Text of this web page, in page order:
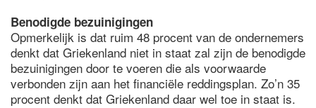
Benodigde bezuinigingen
Opmerkelijk is dat ruim 48 procent van de ondernemers
denkt dat Griekenland niet in staat zal zijn de benodigde
bezuinigingen door te voeren die als voorwaarde
verbonden zijn aan het financiële reddingsplan. Zo’n 35
procent denkt dat Griekenland daar wel toe in staat is.